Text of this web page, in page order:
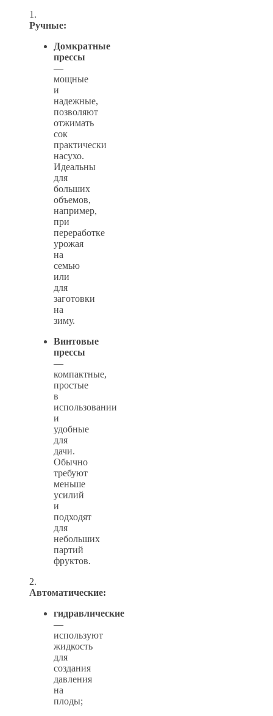
1.
Ручные:
Домкратные
прессы
—
мощные
и
надежные,
позволяют
отжимать
сок
практически
насухо.
Идеальны
для
больших
объемов,
например,
при
переработке
урожая
на
семью
или
для
заготовки
на
зиму.
Винтовые
прессы
—
компактные,
простые
в
использовании
и
удобные
для
дачи.
Обычно
требуют
меньше
усилий
и
подходят
для
небольших
партий
фруктов.
2.
Автоматические:
гидравлические
—
используют
жидкость
для
создания
давления
на
плоды;